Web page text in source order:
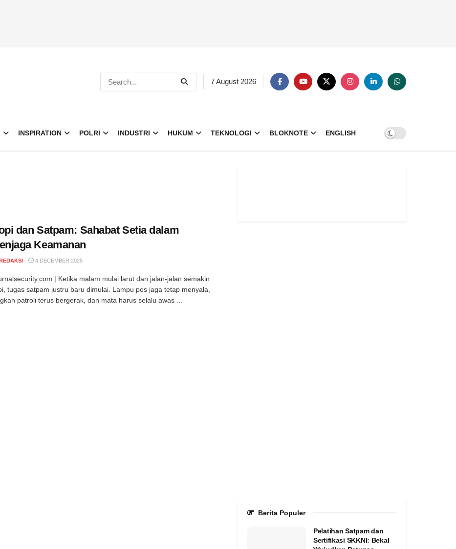
7 August 2026
INSPIRATION POLRI INDUSTRI HUKUM TEKNOLOGI BLOKNOTE ENGLISH
dan Satpam: Sahabat Setia dalam
Keamanan
4 DECEMBER 2025
| Ketika malam mulai larut dan jalan-jalan semakin
tugas satpam justru baru dimulai. Lampu pos jaga tetap menyala,
patroli terus bergerak, dan mata harus selalu awas ...
Berita Populer
Pelatihan Satpam dan
Sertifikasi SKKNI: Bekal